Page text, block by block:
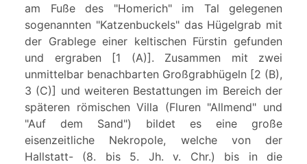
am Fuße des "Homerich" im Tal gelegenen
sogenannten "Katzenbuckels" das Hügelgrab mit
der Grablege einer keltischen Fürstin gefunden
und ergraben [1 (A)]. Zusammen mit zwei
unmittelbar benachbarten Großgrabhügeln [2 (B),
3 (C)] und weiteren Bestattungen im Bereich der
späteren römischen Villa (Fluren "Allmend" und
"Auf dem Sand") bildet es eine große
eisenzeitliche Nekropole, welche von der
Hallstatt- (8. bis 5. Jh. v. Chr.) bis in die